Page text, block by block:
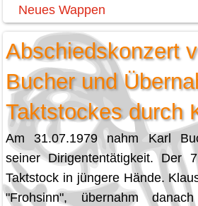
Neues Wappen
Abschiedskonzert
Bucher und
Taktstockes durch
Am 31.07.1979 nahm Karl
seiner Dirigententätigkeit. Der
Taktstock in jüngere Hände.
"Frohsinn", übernahm